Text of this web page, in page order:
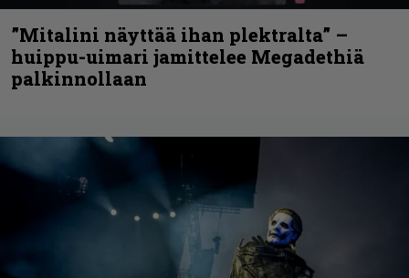
”Mitalini näyttää ihan plektralta” –
huippu-uimari jamittelee Megadethiä
palkinnollaan